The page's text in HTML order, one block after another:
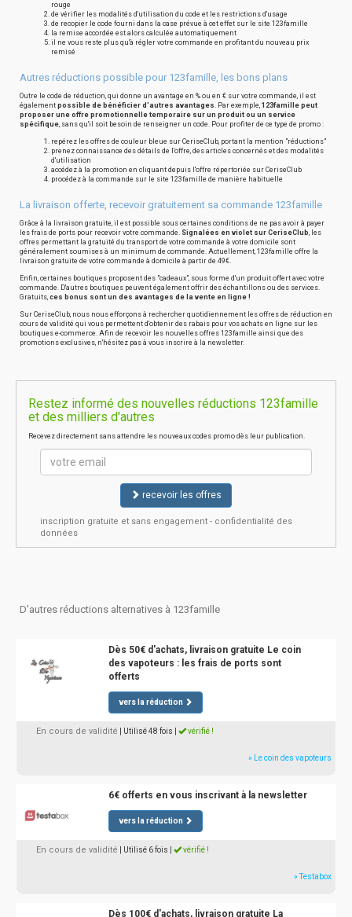
rouge
de vérifier les modalités d'utilisation du code et les restrictions d'usage
de recopier le code fourni dans la case prévue à cet effet sur le site 123famille
la remise accordée est alors calculée automatiquement
il ne vous reste plus qu'à régler votre commande en profitant du nouveau prix
remisé
Autres réductions possible pour 123famille, les bons plans
Outre le code de réduction, qui donne un avantage en % ou en € sur votre commande, il est
également possible de bénéficier d'autres avantages. Par exemple, 123famille peut
proposer une offre promotionnelle temporaire sur un produit ou un service
spécifique, sans qu'il soit besoin de renseigner un code. Pour profiter de ce type de promo :
repérez les offres de couleur bleue sur CeriseClub, portant la mention "réductions"
prenez connaissance des détails de l'offre, des articles concernés et des modalités
d'utilisation
accédez à la promotion en cliquant depuis l'offre répertoriée sur CeriseClub
procédez à la commande sur le site 123famille de manière habituelle
La livraison offerte, recevoir gratuitement sa commande 123famille
Grâce à la livraison gratuite, il est possible sous certaines conditions de ne pas avoir à payer
les frais de ports pour recevoir votre commande. Signalées en violet sur CeriseClub, les
offres permettant la gratuité du transport de votre commande à votre domicile sont
généralement soumises à un minimum de commande. Actuellement, 123famille offre la
livraison gratuite de votre commande à domicile à partir de 49€.
Enfin, certaines boutiques proposent des "cadeaux", sous forme d'un produit offert avec votre
commande. D'autres boutiques peuvent également offrir des échantillons ou des services.
Gratuits, ces bonus sont un des avantages de la vente en ligne !
Sur CeriseClub, nous nous efforçons à rechercher quotidiennement les offres de réduction en
cours de validité qui vous permettent d'obtenir des rabais pour vos achats en ligne sur les
boutiques e-commerce. Afin de recevoir les nouvelles offres 123famille ainsi que des
promotions exclusives, n'hésitez pas à vous inscrire à la newsletter.
Restez informé des nouvelles réductions 123famille
et des milliers d'autres
Recevez directement sans attendre les nouveaux codes promo dès leur publication.
recevoir les offres
inscription gratuite et sans engagement - confidentialité des
données
D'autres réductions alternatives à 123famille
Dès 50€ d'achats, livraison gratuite Le coin
des vapoteurs : les frais de ports sont
offerts
vers la réduction
En cours de validité | Utilisé 48 fois vérifié !
» Le coin des vapoteurs
6€ offerts en vous inscrivant à la newsletter
vers la réduction
En cours de validité | Utilisé 6 fois vérifié !
» Testabox
Dès 100€ d'achats, livraison gratuite La